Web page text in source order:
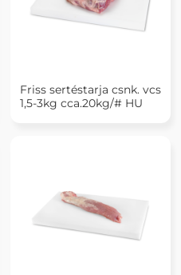
Friss sertéstarja csnk. vcs
1,5-3kg cca.20kg/# HU